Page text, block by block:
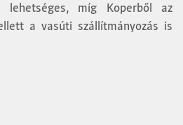
lehetséges, míg Koperből az
a vasúti szállítmányozás is